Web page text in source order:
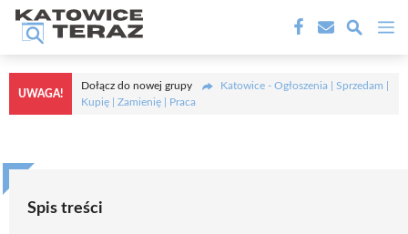
Przejdź
treści
UWAGA!
Dołącz do nowej grupy
Katowice - Ogłoszenia | Sprzedam |
Kupię | Zamienię | Praca
Spis treści